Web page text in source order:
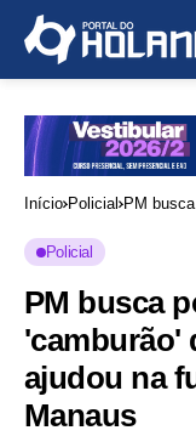
Início Policial PM
Policial
PM busca
'camburão'
ajudou na
Manaus